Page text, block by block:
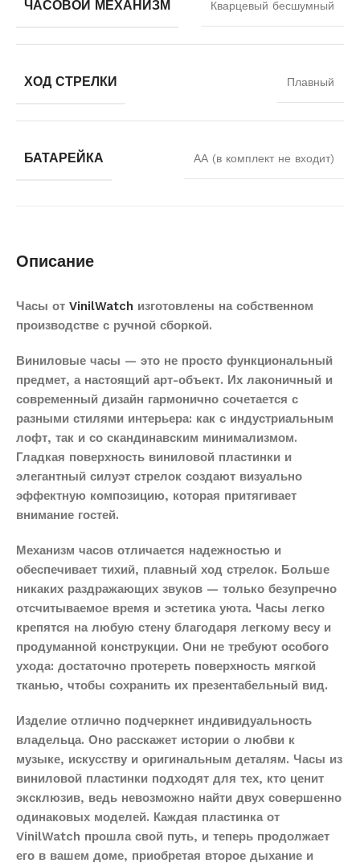
ЧАСОВОЙ МЕХАНИЗМ Кварцевый бесшумный
ХОД СТРЕЛКИ Плавный
БАТАРЕЙКА АА (в комплект не входит)
Описание
Часы от VinilWatch изготовлены на собственном
производстве с ручной сборкой.
Виниловые часы — это не просто функциональный
предмет, а настоящий арт-объект. Их лаконичный и
современный дизайн гармонично сочетается с
разными стилями интерьера: как с индустриальным
лофт, так и со скандинавским минимализмом.
Гладкая поверхность виниловой пластинки и
элегантный силуэт стрелок создают визуально
эффектную композицию, которая притягивает
внимание гостей.
Механизм часов отличается надежностью и
обеспечивает тихий, плавный ход стрелок. Больше
никаких раздражающих звуков — только безупречно
отсчитываемое время и эстетика уюта. Часы легко
крепятся на любую стену благодаря легкому весу и
продуманной конструкции. Они не требуют особого
ухода: достаточно протереть поверхность мягкой
тканью, чтобы сохранить их презентабельный вид.
Изделие отлично подчеркнет индивидуальность
владельца. Оно расскажет истории о любви к
музыке, искусству и оригинальным деталям. Часы из
виниловой пластинки подходят для тех, кто ценит
эксклюзив, ведь невозможно найти двух совершенно
одинаковых моделей. Каждая пластинка от
VinilWatch прошла свой путь, и теперь продолжает
его в вашем доме, приобретая второе дыхание и